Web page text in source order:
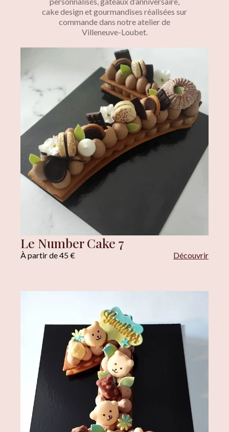
cake design et gourmandises réalisées sur
commande dans notre atelier de
Villeneuve-Loubet.
Le Number Cake 7
À partir de 45 € Découvrir